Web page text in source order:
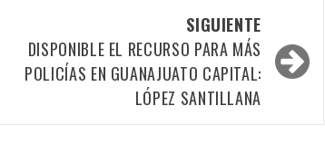
SIGUIENTE
DISPONIBLE EL RECURSO PARA MÁS
POLICÍAS EN GUANAJUATO CAPITAL:
LÓPEZ SANTILLANA